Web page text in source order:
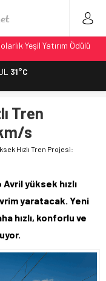
Yeşil Yatırım Ödülü
Kapasite %70 Artacak
Siparişle Tesis
4.800 Ton CO2
Araştırma
31°C
Tren
s
Hızlı Tren Projesi:
Avril yüksek hızlı
yaratacak. Yeni
hızlı, konforlu ve